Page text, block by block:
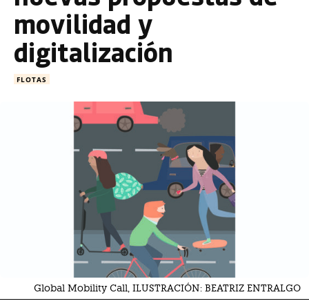
movilidad y
digitalización
FLOTAS
Global Mobility Call, ILUSTRACIÓN: BEATRIZ ENTRALGO